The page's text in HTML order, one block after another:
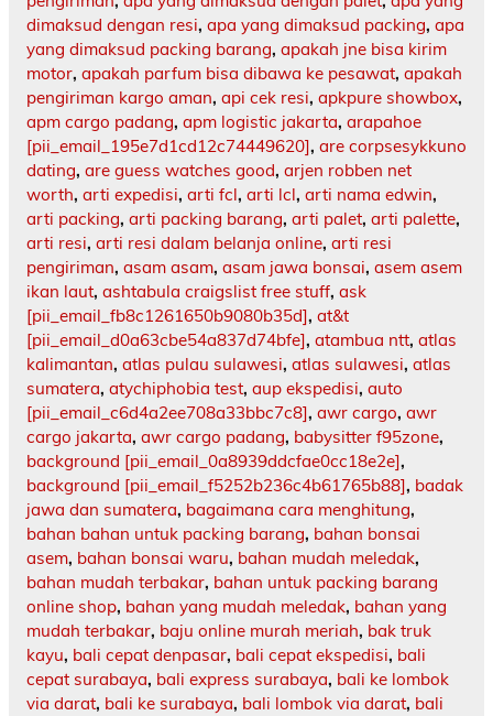
dimaksud dengan resi, apa yang dimaksud packing, apa
yang dimaksud packing barang, apakah jne bisa kirim
motor, apakah parfum bisa dibawa ke pesawat, apakah
pengiriman kargo aman, api cek resi, apkpure showbox,
apm cargo padang, apm logistic jakarta, arapahoe
[pii_email_195e7d1cd12c74449620], are corpsesykkuno
dating, are guess watches good, arjen robben net
worth, arti expedisi, arti fcl, arti lcl, arti nama edwin,
arti packing, arti packing barang, arti palet, arti palette,
arti resi, arti resi dalam belanja online, arti resi
pengiriman, asam asam, asam jawa bonsai, asem asem
ikan laut, ashtabula craigslist free stuff, ask
[pii_email_fb8c1261650b9080b35d], at&t
[pii_email_d0a63cbe54a837d74bfe], atambua ntt, atlas
kalimantan, atlas pulau sulawesi, atlas sulawesi, atlas
sumatera, atychiphobia test, aup ekspedisi, auto
[pii_email_c6d4a2ee708a33bbc7c8], awr cargo, awr
cargo jakarta, awr cargo padang, babysitter f95zone,
background [pii_email_0a8939ddcfae0cc18e2e],
background [pii_email_f5252b236c4b61765b88], badak
jawa dan sumatera, bagaimana cara menghitung,
bahan bahan untuk packing barang, bahan bonsai
asem, bahan bonsai waru, bahan mudah meledak,
bahan mudah terbakar, bahan untuk packing barang
online shop, bahan yang mudah meledak, bahan yang
mudah terbakar, baju online murah meriah, bak truk
kayu, bali cepat denpasar, bali cepat ekspedisi, bali
cepat surabaya, bali express surabaya, bali ke lombok
via darat, bali ke surabaya, bali lombok via darat, bali